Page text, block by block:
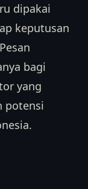
dipakai
keputusan
bagi
yang
potensi